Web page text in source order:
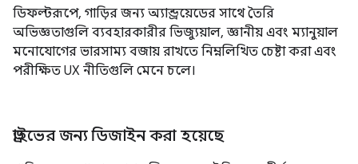
ডিফল্টরূপে, গাড়ির জন্য অ্যান্ড্রয়েডের সাথে তৈরি
অভিজ্ঞতাগুলি ব্যবহারকারীর ভিজ্যুয়াল, জ্ঞানীয় এবং ম্যানুয়াল
মনোযোগের ভারসাম্য বজায় রাখতে নিম্নলিখিত চেষ্টা করা এবং
পরীক্ষিত UX নীতিগুলি মেনে চলে।
ড্রাইভের জন্য ডিজাইন করা হয়েছে